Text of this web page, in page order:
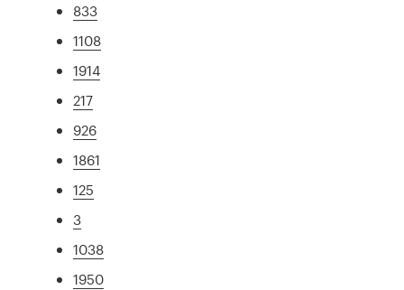
833
1108
1914
217
926
1861
125
3
1038
1950